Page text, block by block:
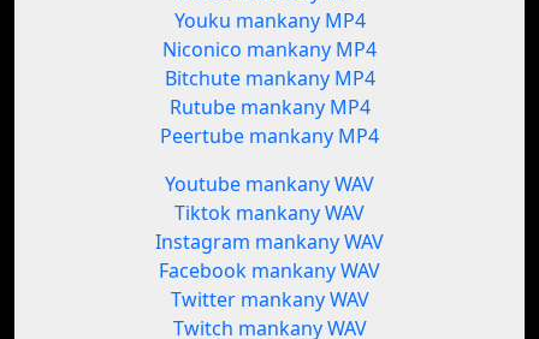
Youku mankany MP4
Niconico mankany MP4
Bitchute mankany MP4
Rutube mankany MP4
Peertube mankany MP4
Youtube mankany WAV
Tiktok mankany WAV
Instagram mankany WAV
Facebook mankany WAV
Twitter mankany WAV
Twitch mankany WAV